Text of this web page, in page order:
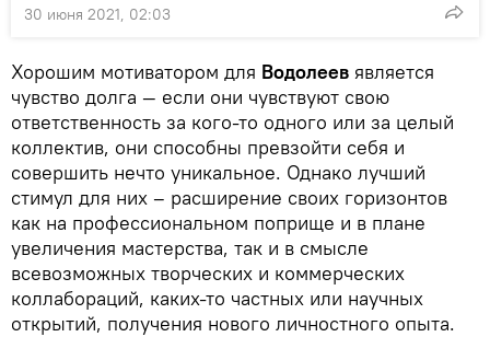
30 июня 2021, 02:03
Хорошим мотиватором для Водолеев является
чувство долга — если они чувствуют свою
ответственность за кого-то одного или за целый
коллектив, они способны превзойти себя и
совершить нечто уникальное. Однако лучший
стимул для них – расширение своих горизонтов
как на профессиональном поприще и в плане
увеличения мастерства, так и в смысле
всевозможных творческих и коммерческих
коллабораций, каких-то частных или научных
открытий, получения нового личностного опыта.